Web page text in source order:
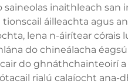
inaithleach san
áilleachta agus
lena n-áirítear córais
do chineálacha
do ghnáthchainteoirí
rialú calaíocht ana-